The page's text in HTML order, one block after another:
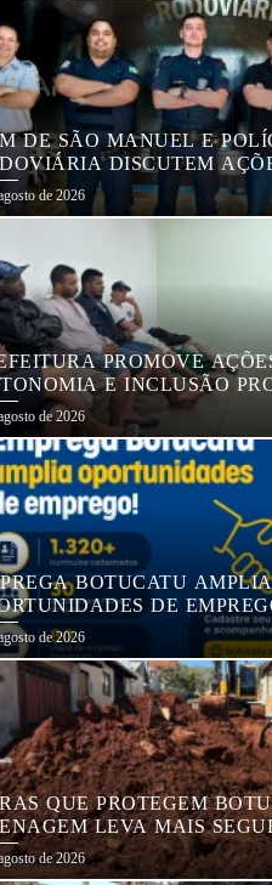
DE SÃO MANUEL E
DISCUTEM
E SEGURANÇA
de 2026
PROMOVE
E INCLUSÃO
POP VIDA
de 2026
BOTUCATU AMPLIA
DE
MIL CURRÍCULOS
de 2026
QUE PROTEGEM
LEVA MAIS
AOS
5
de 2026